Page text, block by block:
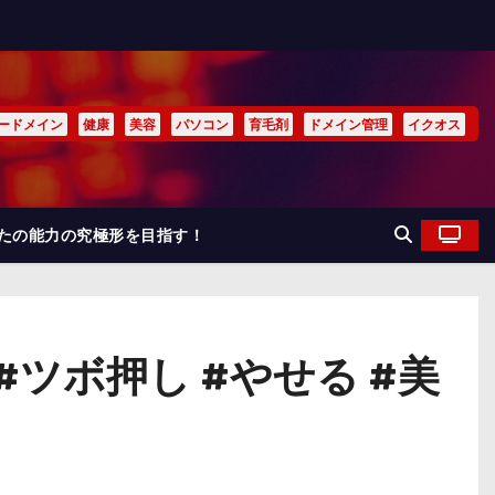
ドメイン 健康 美容 パソコン 育毛剤 ドメイン管理 イクオス
の能力の究極形を目指す！
ツボ押し #やせる #美